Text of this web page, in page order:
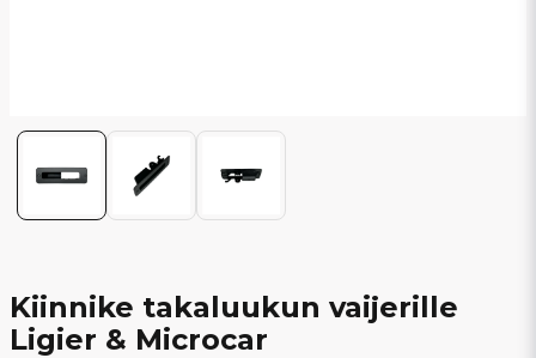
Kiinnike takaluukun vaijerille
Ligier & Microcar